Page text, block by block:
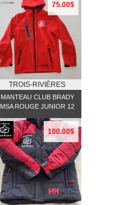
75.00$
TROIS-RIVIÈRES
MANTEAU CLUB BRADY
MSA ROUGE JUNIOR 12
100.00$